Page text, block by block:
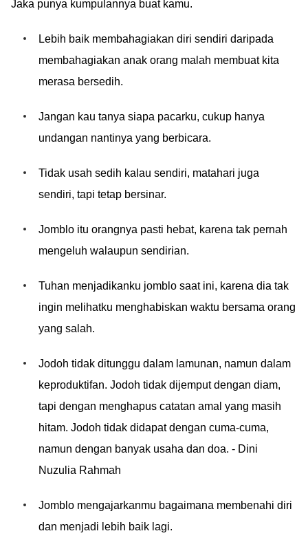
Jaka punya kumpulannya buat kamu.
Lebih baik membahagiakan diri sendiri daripada
membahagiakan anak orang malah membuat kita
merasa bersedih.
Jangan kau tanya siapa pacarku, cukup hanya
undangan nantinya yang berbicara.
Tidak usah sedih kalau sendiri, matahari juga
sendiri, tapi tetap bersinar.
Jomblo itu orangnya pasti hebat, karena tak pernah
mengeluh walaupun sendirian.
Tuhan menjadikanku jomblo saat ini, karena dia tak
ingin melihatku menghabiskan waktu bersama orang
yang salah.
Jodoh tidak ditunggu dalam lamunan, namun dalam
keproduktifan. Jodoh tidak dijemput dengan diam,
tapi dengan menghapus catatan amal yang masih
hitam. Jodoh tidak didapat dengan cuma-cuma,
namun dengan banyak usaha dan doa. - Dini
Nuzulia Rahmah
Jomblo mengajarkanmu bagaimana membenahi diri
dan menjadi lebih baik lagi.